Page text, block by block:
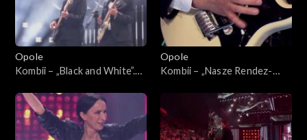
Opole
Kombii – „Black and White”.
„SuperJedynki”
Opole
Kombii – „Nasze Rendez-
„SuperJedynki”